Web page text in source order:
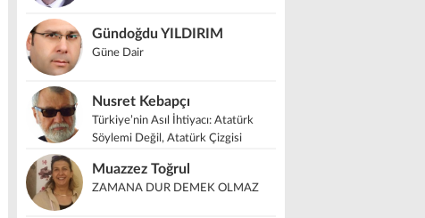
Gündoğdu YILDIRIM
Güne Dair
Nusret Kebapçı
Türkiye’nin Asıl İhtiyacı: Atatürk
Söylemi Değil, Atatürk Çizgisi
Muazzez Toğrul
ZAMANA DUR DEMEK OLMAZ